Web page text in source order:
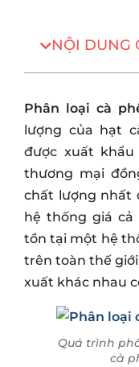
NỘI DUNG
Phân loại cà
lượng của hạt
được xuất
thương mại
chất lượng nhất
hệ thống giá cả
tồn tại một hệ
trên toàn thế giới
xuất khác nhau
Quá trình
cà